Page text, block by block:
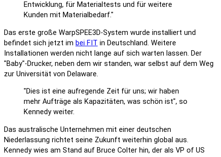
Entwicklung, für Materialtests und für weitere
Kunden mit Materialbedarf."
Das erste große WarpSPEE3D-System wurde installiert und
befindet sich jetzt im bei FIT in Deutschland. Weitere
Installationen werden nicht lange auf sich warten lassen. Der
"Baby"-Drucker, neben dem wir standen, war selbst auf dem Weg
zur Universität von Delaware.
"Dies ist eine aufregende Zeit für uns; wir haben
mehr Aufträge als Kapazitäten, was schön ist", so
Kennedy weiter.
Das australische Unternehmen mit einer deutschen
Niederlassung richtet seine Zukunft weiterhin global aus.
Kennedy wies am Stand auf Bruce Colter hin, der als VP of US